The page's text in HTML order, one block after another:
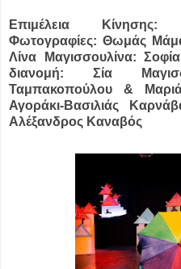
Επιμέλεια Κίνησης:
Φωτογραφίες: Θωμάς
Λίνα Μαγισσουλίνα:
διανομή: Σία
Ταμπακοπούλου &
Αγοράκι-Βασιλιάς
Αλέξανδρος Καναβός